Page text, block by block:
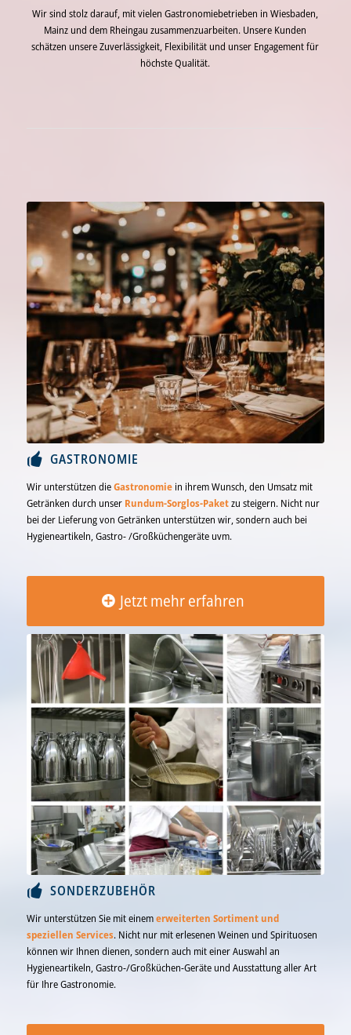
Wir sind stolz darauf, mit vielen Gastronomiebetrieben in Wiesbaden,
Mainz und dem Rheingau zusammenzuarbeiten. Unsere Kunden
schätzen unsere Zuverlässigkeit, Flexibilität und unser Engagement für
höchste Qualität.
Jetzt mehr erfahren…
GASTRONOMIE
Wir unterstützen dieGastronomie in ihrem Wunsch, den Umsatz mit
Getränken durch unser Rundum-Sorglos-Paketzu steigern. Nicht nur
bei der Lieferung von Getränken unterstützen wir, sondern auch bei
Hygieneartikeln, Gastro- /Großküchengeräte uvm.
Jetzt mehr erfahren
Jetzt mehr erfahren…
SONDERZUBEHÖR
Wir unterstützen Sie mit einemerweiterten Sortiment und
speziellen Services. Nicht nur mit erlesenen Weinen und Spirituosen
können wir Ihnen dienen, sondern auch mit einer Auswahl an
Hygieneartikeln, Gastro-/Großküchen-Geräte und Ausstattung aller Art
für Ihre Gastronomie.